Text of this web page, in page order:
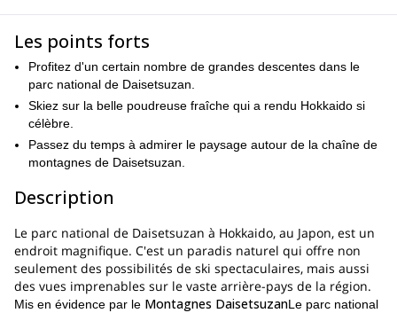
Les points forts
Profitez d'un certain nombre de grandes descentes dans le
parc national de Daisetsuzan.
Skiez sur la belle poudreuse fraîche qui a rendu Hokkaido si
célèbre.
Passez du temps à admirer le paysage autour de la chaîne de
montagnes de Daisetsuzan.
Description
Le parc national de Daisetsuzan à Hokkaido, au Japon, est un
endroit magnifique. C'est un paradis naturel qui offre non
seulement des possibilités de ski spectaculaires, mais aussi
des vues imprenables sur le vaste arrière-pays de la région.
Mis en évidence par le Montagnes DaisetsuzanLe parc national